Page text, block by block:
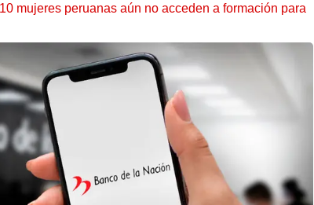
mujeres peruanas aún no acceden a formación para